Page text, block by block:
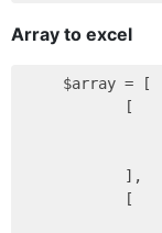
Array to excel
     $array = [
            [
            ],
            [